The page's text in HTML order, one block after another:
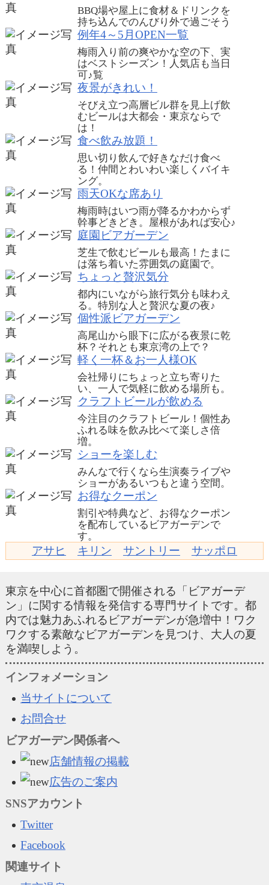
BBQ場や屋上に食材＆ドリンクを
持ち込んでのんびり外で過ごそう
例年4～5月OPEN一覧
梅雨入り前の爽やかな空の下、実
はベストシーズン！人気店も当日
可♪覧
夜景がきれい！
そびえ立つ高層ビル群を見上げ飲
むビールは大都会・東京ならで
は！
食べ飲み放題！
思い切り飲んで好きなだけ食べ
る！仲間とわいわい楽しくバイキ
ング。
雨天OKな席あり
梅雨時はいつ雨が降るかわからず
幹事どきどき。屋根があれば安心♪
庭園ビアガーデン
芝生で飲むビールも最高！たまに
は落ち着いた雰囲気の庭園で。
ちょっと贅沢気分
都内にいながら旅行気分も味わえ
る。特別な人と贅沢な夏の夜♪
個性派ビアガーデン
高尾山から眼下に広がる夜景に乾
杯？それとも東京湾の上で？
軽く一杯＆お一人様OK
会社帰りにちょっと立ち寄りた
い、一人で気軽に飲める場所も。
クラフトビールが飲める
今注目のクラフトビール！個性あ
ふれる味を飲み比べて楽しさ倍
増。
ショーを楽しむ
みんなで行くなら生演奏ライブや
ショーがあるいつもと違う空間。
お得なクーポン
割引や特典など、お得なクーポン
を配布しているビアガーデンで
す。
アサヒ キリン サントリー サッポロ
東京を中心に首都圏で開催される「ビアガーデ
ン」に関する情報を発信する専門サイトです。都
内では魅力あふれるビアガーデンが急増中！ワク
ワクする素敵なビアガーデンを見つけ、大人の夏
を満喫しよう。
インフォメーション
当サイトについて
お問合せ
ビアガーデン関係者へ
店舗情報の掲載
広告のご案内
SNSアカウント
Twitter
Facebook
関連サイト